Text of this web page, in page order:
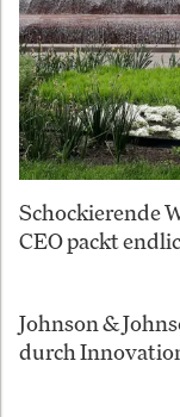
Schockierende
CEO packt
Johnson &
durch